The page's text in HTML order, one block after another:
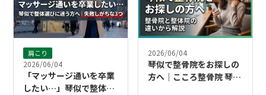
肩こり
2026/06/04
「マッサージ通いを卒業
したい…」琴似で整体選
2026/06/04
琴似で整骨院をお探しの
方へ｜こころ整骨院 琴似